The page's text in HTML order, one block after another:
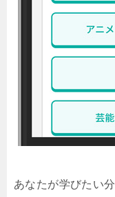
あなたが学びたい